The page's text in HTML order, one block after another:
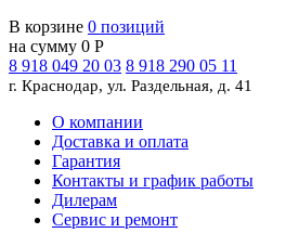
В корзине 0 позиций
на сумму 0 Р
8 918 049 20 03 8 918 290 05 11
г. Краснодар, ул. Раздельная, д. 41
О компании
Доставка и оплата
Гарантия
Контакты и график работы
Дилерам
Сервис и ремонт